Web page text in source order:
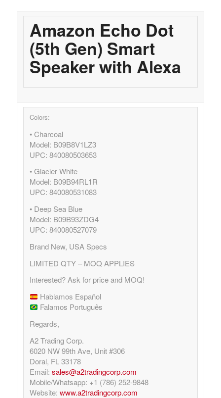
Amazon Echo Dot
(5th Gen) Smart
Speaker with Alexa
Colors:
• Charcoal
Model: B09B8V1LZ3
UPC: 840080503653
• Glacier White
Model: B09B94RL1R
UPC: 840080531083
• Deep Sea Blue
Model: B09B93ZDG4
UPC: 840080527079
Brand New, USA Specs
LIMITED QTY – MOQ APPLIES
Interested? Ask for price and MOQ!
Hablamos Español
Falamos Português
Regards,
A2 Trading Corp.
6020 NW 99th Ave, Unit #306
Doral, FL 33178
Email: sales@a2tradingcorp.com
Mobile/Whatsapp: +1 (786) 252-9848
Website: www.a2tradingcorp.com